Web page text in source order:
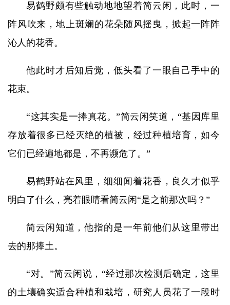
易鹤野颇有些触动地地望着简云闲，此时，一
阵风吹来，地上斑斓的花朵随风摇曳，掀起一阵阵
沁人的花香。
他此时才后知后觉，低头看了一眼自己手中的
花束。
“这其实是一捧真花。”简云闲笑道，“基因库里
存放着很多已经灭绝的植被，经过种植培育，如今
它们已经遍地都是，不再濒危了。”
易鹤野站在风里，细细闻着花香，良久才似乎
明白了什么，亮着眼睛看简云闲“是之前那次吗？”
简云闲知道，他指的是一年前他们从这里带出
去的那捧土。
“对。”简云闲说，“经过那次检测后确定，这里
的土壤确实适合种植和栽培，研究人员花了一段时